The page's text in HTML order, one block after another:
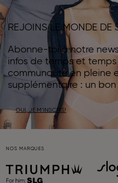
REJOINS LE MONDE DE
Abonne-toi à notre
infos de temps et
communauté en pleine
supplémentaire : un
OUI, JE M’INSCRIS!
NOS MARQUES